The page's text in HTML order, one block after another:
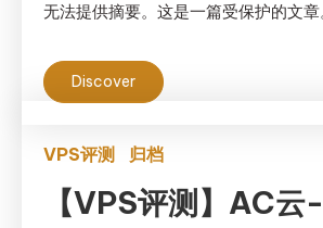
无法提供摘要。这是一篇受保护的文章
Discover
VPS评测 归档
【VPS评测】AC云